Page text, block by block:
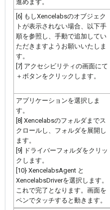
進めます。
[6] もしXencelabsのオブジェク
トが表示されない場合、以下手
順を参照し、手動で追加してい
ただきますようお願いいたしま
す。
[7] アクセシビリティの画面にて
＋ボタンをクリックします。
アプリケーションを選択しま
す。
[8] Xencelabsのフォルダまでス
クロールし、フォルダを展開し
ます。
[9] ドライバーフォルダをクリッ
クします。
[10} XencelabsAgent と
XencelabsDriverを選択します。
これで完了となります。画面を
ペンでタッチすると動きます。